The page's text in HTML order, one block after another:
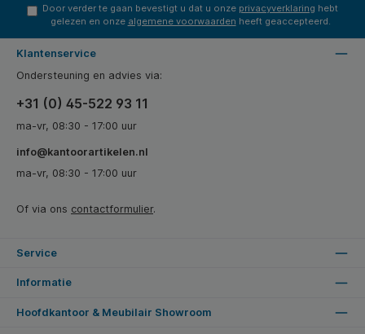
Door verder te gaan bevestigt u dat u onze privacyverklaring hebt
gelezen en onze algemene voorwaarden heeft geaccepteerd.
Klantenservice
Ondersteuning en advies via:
+31 (0) 45-522 93 11
ma-vr, 08:30 - 17:00 uur
info@kantoorartikelen.nl
ma-vr, 08:30 - 17:00 uur
Of via ons contactformulier.
Service
Informatie
Hoofdkantoor & Meubilair Showroom